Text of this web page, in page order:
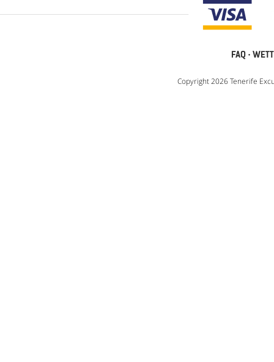
FAQ ·
Copyright 2026 Tenerife